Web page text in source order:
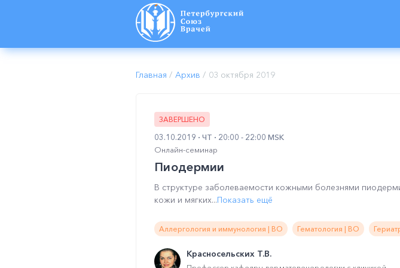
Главная / Архив / 03 октября 2019
ЗАВЕРШЕНО
03.10.2019 ЧТ
20:00 - 22:00 MSK
Онлайн-семинар
Пиодермии
В структуре заболеваемости кожными болезнями
кожи и мягких...Показать ещё
Аллергология и иммунология | ВО Гематология | ВО
Красносельских Т.В.